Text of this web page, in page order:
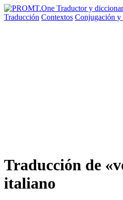
Traducción Contextos Conjugación y
Traducción de
italiano